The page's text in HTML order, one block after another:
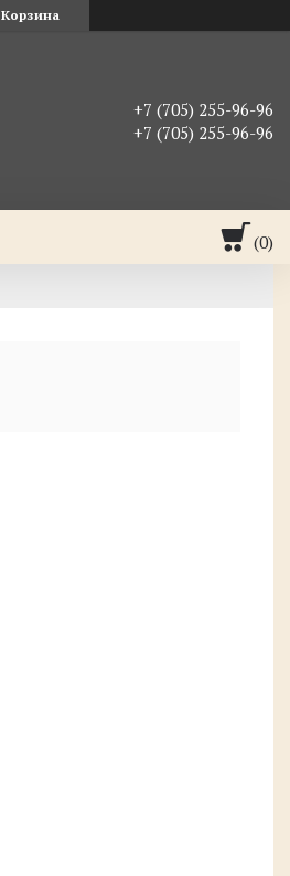
Корзина
+7 (705) 255-96-96
+7 (705) 255-96-96